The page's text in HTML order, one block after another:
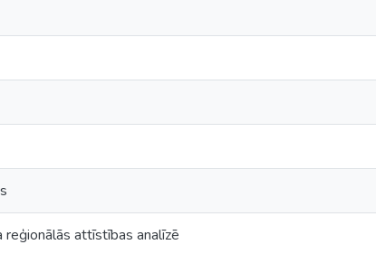
attīstības analīzē